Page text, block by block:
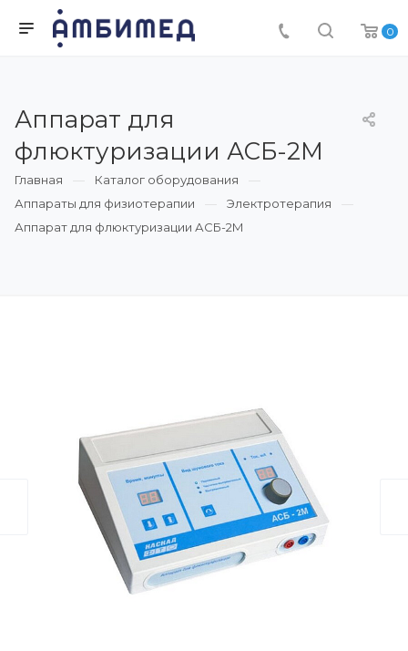
0
Аппарат для
флюктуризации АСБ-2М
Главная
Каталог оборудования
Аппараты для физиотерапии
Электротерапия
Аппарат для флюктуризации АСБ-2М